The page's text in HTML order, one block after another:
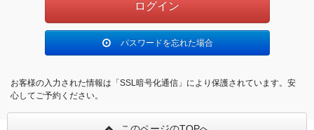
パスワードを忘れた場合
お客様の入力された情報は「SSL暗号化通信」により保護されています。安
心してご予約ください。